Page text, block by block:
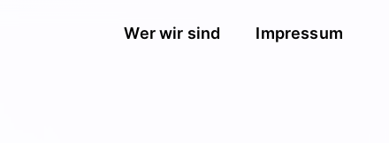
Wer wir sind Impressum